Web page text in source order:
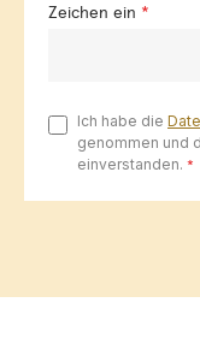
Zeichen ein *
Ich habe die
genommen und
einverstanden. *